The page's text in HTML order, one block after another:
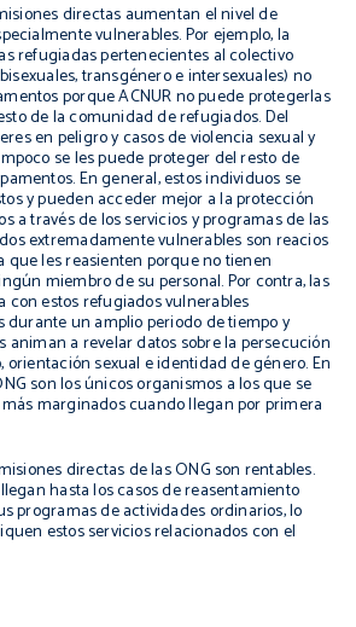
directas aumentan el nivel de
vulnerables. Por ejemplo, la
refugiadas pertenecientes al colectivo
transgénero e intersexuales) no
porque ACNUR no puede protegerlas
de la comunidad de refugiados. Del
en peligro y casos de violencia sexual y
se les puede proteger del resto de
En general, estos individuos se
y pueden acceder mejor a la protección
a través de los servicios y programas de las
extremadamente vulnerables son reacios
que les reasienten porque no tienen
miembro de su personal. Por contra, las
con estos refugiados vulnerables
durante un amplio periodo de tiempo y
animan a revelar datos sobre la persecución
orientación sexual e identidad de género. En
son los únicos organismos a los que se
marginados cuando llegan por primera
directas de las ONG son rentables.
hasta los casos de reasentamiento
programas de actividades ordinarios, lo
estos servicios relacionados con el